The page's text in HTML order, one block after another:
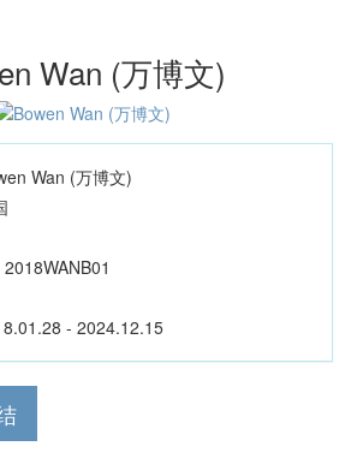
Wan (万博文)
Wan (万博文)
2018WANB01
- 2024.12.15